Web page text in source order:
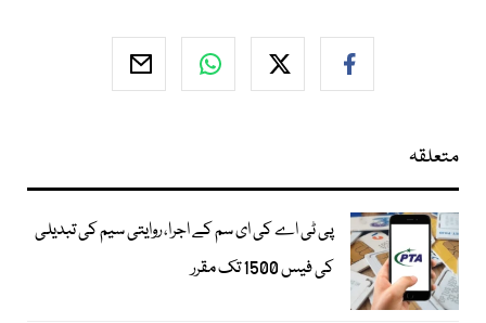
متعلقہ
پی ٹی اے کی ای سم کے اجرا، روایتی سیم کی تبدیلی
کی فیس 1500 تک مقرر